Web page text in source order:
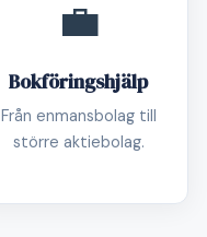
💼
Bokföringshjälp
Från enmansbolag till
större aktiebolag.